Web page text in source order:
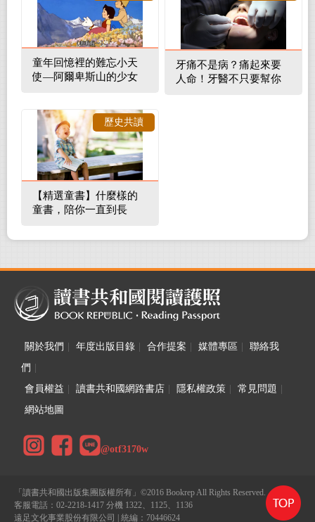
童年回憶裡的難忘小天
使—阿爾卑斯山的少女
牙痛不是病？痛起來要
人命！牙醫不只要幫你
【精選童書】什麼樣的
童書，陪你一直到長
歷史共讀
關於我們 年度出版目錄 合作提案 媒體專區
聯絡我
們
會員權益
讀書共和國網路書店 隱私權政策 常見問題
網站地圖
@otf3170w
「讀書共和國出版集團版權所有」©2016 Bookrep All Rights Reserved.
客服電話：02-2218-1417 分機 1322、1125、1136
遠足文化事業股份有限公司 | 統編：70446624